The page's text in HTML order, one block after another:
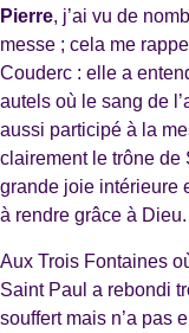
Pierre, j’ai vu de
messe ; cela me
Couderc : elle a
autels où le sang de
aussi participé à la
clairement le trône de
grande joie intérieure
à rendre grâce à Dieu.
Aux Trois Fontaines
Saint Paul a rebondi
souffert mais n’a pas